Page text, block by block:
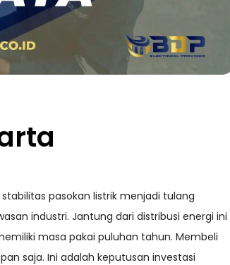
pasokan listrik menjadi tulang
industri. Jantung dari distribusi energi ini
masa pakai puluhan tahun. Membeli
saja. Ini adalah keputusan investasi